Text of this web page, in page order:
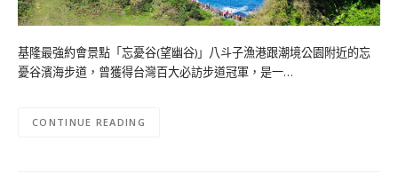
基隆最強約會景點「忘憂谷(望幽谷)」八斗子漁港跟潮境公園附近的忘
憂谷濱海步道，曾獲得台灣百大必訪步道冠軍，是一…
CONTINUE READING